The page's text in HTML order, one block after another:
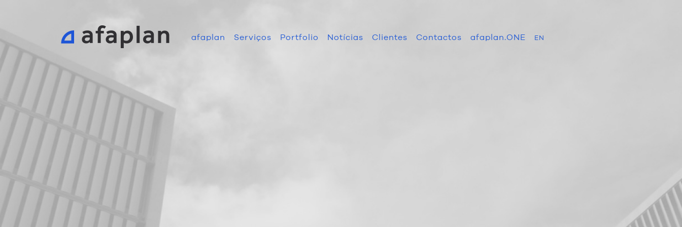
afaplan Serviços Portfolio Notícias Clientes Contactos afaplan.ONE EN